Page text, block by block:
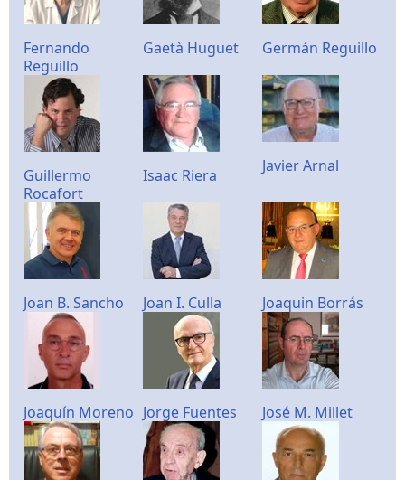
Fernando
Reguillo
Gaetà Huguet Germán Reguillo
Guillermo
Rocafort
Isaac Riera Javier Arnal
Joan B. Sancho Joan I. Culla Joaquin Borrás
Joaquín Moreno Jorge Fuentes José M. Millet